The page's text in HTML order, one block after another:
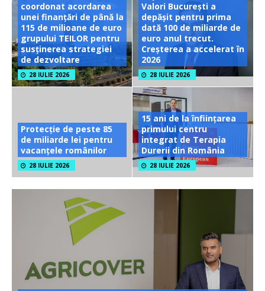
coordonat acordarea
unei finanțări de până la
115 de milioane de euro
grupului TEILOR pentru
susținerea strategiei
de dezvoltare
28 IULIE 2026
Valori București a
depășit pentru prima
dată 100 de miliarde de
euro anul trecut.
Creșterea a accelerat în
2026
28 IULIE 2026
Protecție de peste 85
de miliarde lei pentru
vacanțele românilor
28 IULIE 2026
15 ani de la înființarea
primului centru
integrat de Terapia
Durerii din România
28 IULIE 2026